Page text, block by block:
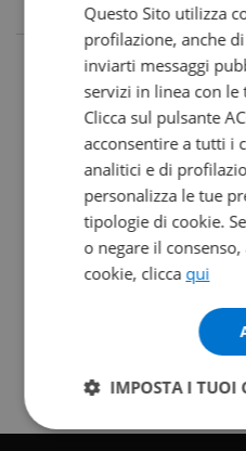
Questo Sito utilizza
profilazione, anche
inviarti messaggi
servizi in linea con le
Clicca sul pulsante
acconsentire a tutti i
analitici e di
personalizza le tue
tipologie di cookie.
o negare il
cookie, clicca qui
IMPOSTA I TUOI